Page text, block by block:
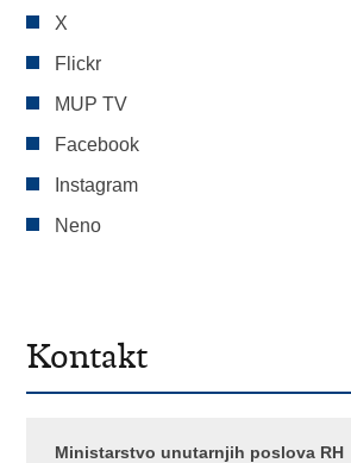
X
Flickr
MUP TV
Facebook
Instagram
Neno
Kontakt
Ministarstvo unutarnjih poslova RH